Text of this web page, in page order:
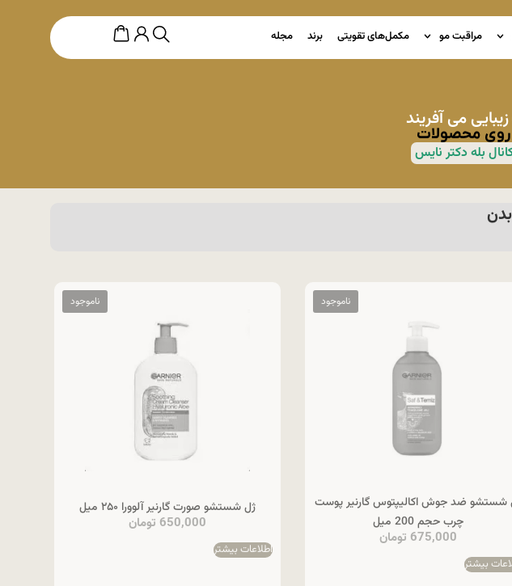
مراقبت مو مکمل‌های تقویتی برند مجله
می آفریند
شستشو ضد جوش اکالیپتوس گارنیر پوست
چرب حجم 200 میل
675,000 تومان
بیشتر
ژل شستشو صورت گارنیر آلوورا ۲۵۰ میل
650,000 تومان
اطلاعات بیشتر